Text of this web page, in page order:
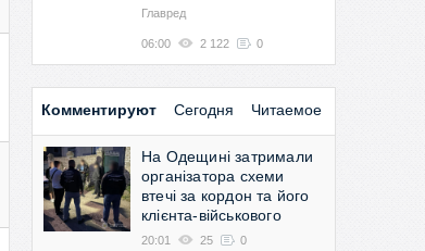
Главред
06:00 2 122 0
Комментируют Сегодня Читаемое
На Одещині затримали
організатора схеми
втечі за кордон та його
клієнта-військового
20:01 25 0